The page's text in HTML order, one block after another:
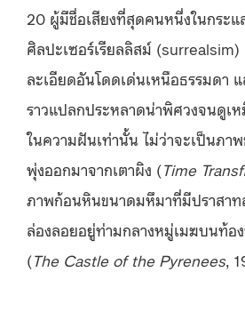
20 ผู้มีชื่อเสียงที่สุดคนหนึ่งในกระแ
ศิลปะเซอร์เรียลลิสม์ (surrealsim)
ละเอียดอันโดดเด่นเหนือธรรมดา แ
ราวแปลกประหลาดน่าพิศวงจนดูเ
ในความฝันเท่านั้น ไม่ว่าจะเป็นภา
พุ่งออกมาจากเตาผิง (Time
ภาพก้อนหินขนาดมหึมาที่มีปราสา
ล่องลอยอยู่ท่ามกลางหมู่เมฆบนท้อ
(The Castle of the Pyrenees,